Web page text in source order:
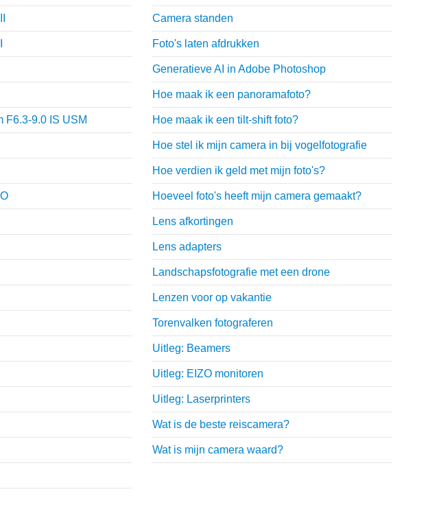
F6.3-9.0 IS USM
Camera standen
Foto's laten afdrukken
Generatieve AI in Adobe Photoshop
Hoe maak ik een panoramafoto?
Hoe maak ik een tilt-shift foto?
Hoe stel ik mijn camera in bij vogelfotografie
Hoe verdien ik geld met mijn foto's?
Hoeveel foto's heeft mijn camera gemaakt?
Lens afkortingen
Lens adapters
Landschapsfotografie met een drone
Lenzen voor op vakantie
Torenvalken fotograferen
Uitleg: Beamers
Uitleg: EIZO monitoren
Uitleg: Laserprinters
Wat is de beste reiscamera?
Wat is mijn camera waard?